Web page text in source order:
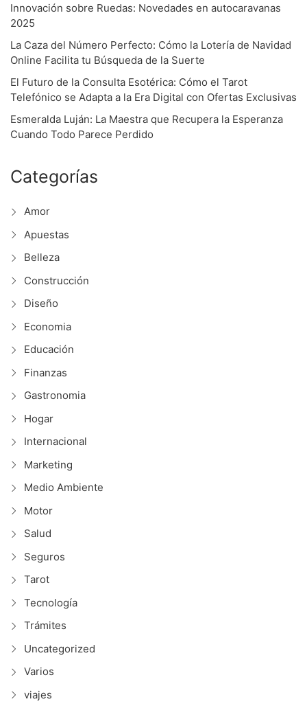
Innovación sobre Ruedas: Novedades en autocaravanas
2025
La Caza del Número Perfecto: Cómo la Lotería de Navidad
Online Facilita tu Búsqueda de la Suerte
El Futuro de la Consulta Esotérica: Cómo el Tarot
Telefónico se Adapta a la Era Digital con Ofertas Exclusivas
Esmeralda Luján: La Maestra que Recupera la Esperanza
Cuando Todo Parece Perdido
Categorías
Amor
Apuestas
Belleza
Construcción
Diseño
Economia
Educación
Finanzas
Gastronomia
Hogar
Internacional
Marketing
Medio Ambiente
Motor
Salud
Seguros
Tarot
Tecnología
Trámites
Uncategorized
Varios
viajes